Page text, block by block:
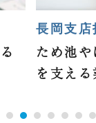
長岡支
ため池や
を支える